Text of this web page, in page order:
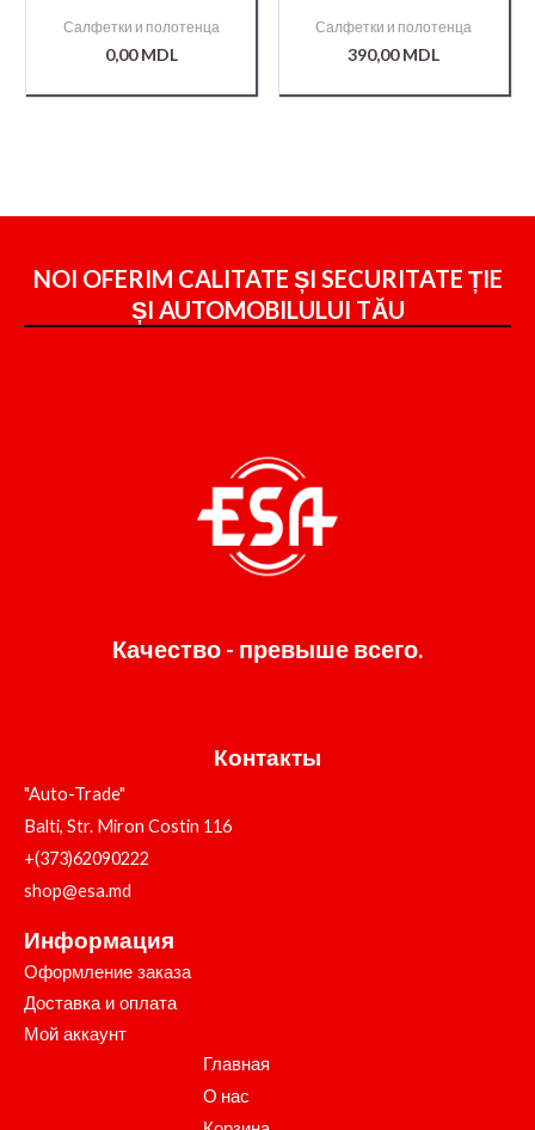
Салфетки и полотенца
0,00MDL
Салфетки и полотенца
390,00MDL
NOI OFERIM CALITATE ȘI SECURITATE ȚIE
ȘI AUTOMOBILULUI TĂU
Качество - превыше всего.
Контакты
"Auto-Trade"
Balti, Str. Miron Costin 116
+(373)62090222
shop@esa.md
Информация
Оформление заказа
Доставка и оплата
Мой аккаунт
Главная
О нас